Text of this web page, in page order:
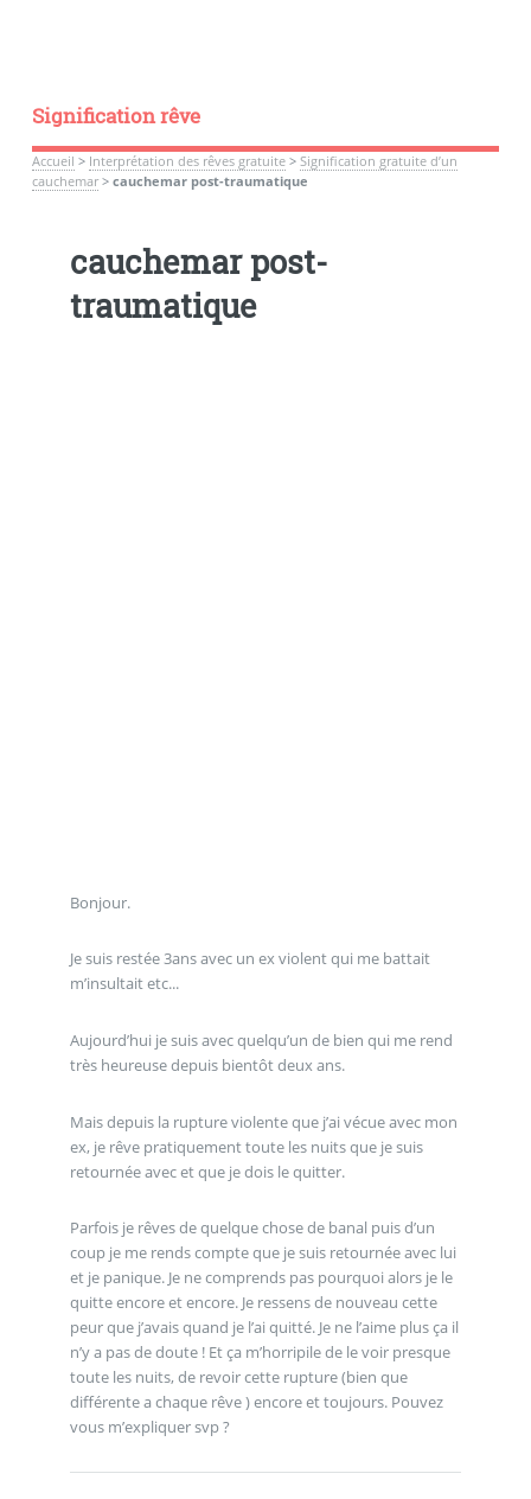
Signification rêve
Accueil > Interprétation des rêves gratuite> Signification gratuite d’un
cauchemar> cauchemar post-traumatique
cauchemar post-
traumatique
Bonjour.
Je suis restée 3ans avec un ex violent qui me battait
m’insultait etc...
Aujourd’hui je suis avec quelqu’un de bien qui me rend
très heureuse depuis bientôt deux ans.
Mais depuis la rupture violente que j’ai vécue avec mon
ex, je rêve pratiquement toute les nuits que je suis
retournée avec et que je dois le quitter.
Parfois je rêves de quelque chose de banal puis d’un
coup je me rends compte que je suis retournée avec lui
et je panique. Je ne comprends pas pourquoi alors je le
quitte encore et encore. Je ressens de nouveau cette
peur que j’avais quand je l’ai quitté. Je ne l’aime plus ça il
n’y a pas de doute ! Et ça m’horripile de le voir presque
toute les nuits, de revoir cette rupture (bien que
différente a chaque rêve ) encore et toujours. Pouvez
vous m’expliquer svp ?